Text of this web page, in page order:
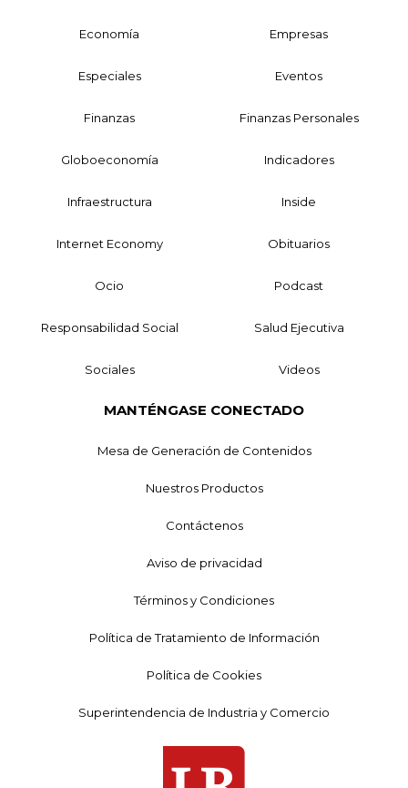
Economía Empresas
Especiales Eventos
Finanzas Finanzas Personales
Globoeconomía Indicadores
Infraestructura Inside
Internet Economy Obituarios
Ocio Podcast
Responsabilidad Social Salud Ejecutiva
Sociales Videos
MANTÉNGASE CONECTADO
Mesa de Generación de Contenidos
Nuestros Productos
Contáctenos
Aviso de privacidad
Términos y Condiciones
Política de Tratamiento de Información
Política de Cookies
Superintendencia de Industria y Comercio